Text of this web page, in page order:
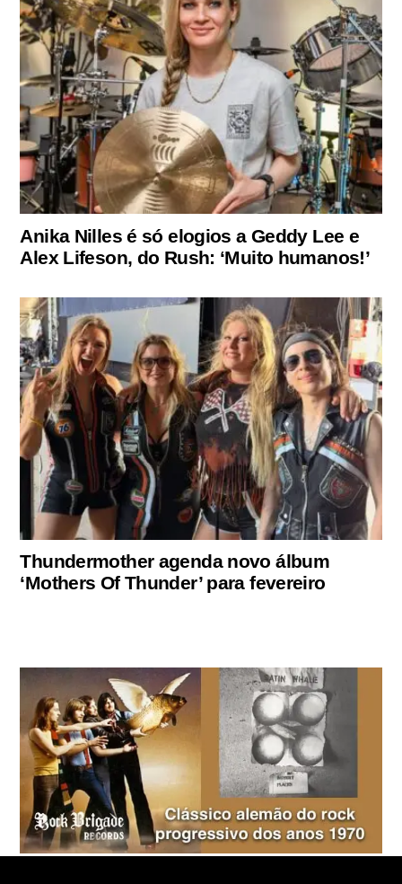
Anika Nilles é só elogios a Geddy Lee e
Alex Lifeson, do Rush: ‘Muito humanos!’
Thundermother agenda novo álbum
‘Mothers Of Thunder’ para fevereiro